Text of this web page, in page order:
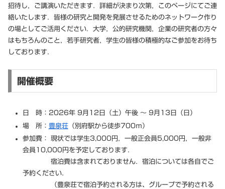
招待し，ご講演いただきます．詳細が決まり次第，このページにてご連
絡いたします．皆様の研究と開発を発展させるためのネットワーク作り
の場としてご活用ください．大学，公的研究機関，企業の研究者の方々
はもちろんのこと，若手研究者，学生の皆様の積極的なご参加をお待ち
しております．
開催概要
日 時：2026年 9月12日（土）午後 ～ 9月13日（日）
場 所： 豊泉荘（別府駅から徒歩700ｍ）
参加費： 現状では学生3,000円，一般正会員5,000円，一般非
会員10,000円を予定しております．
宿泊費は含まれておりません．宿泊については各自でご
予約ください．
（豊泉荘で宿泊予約される方は、グループで予約される